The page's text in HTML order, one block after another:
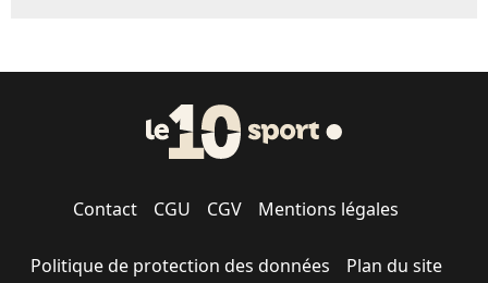
Contact CGU CGV Mentions légales
Politique de protection des données Plan du site